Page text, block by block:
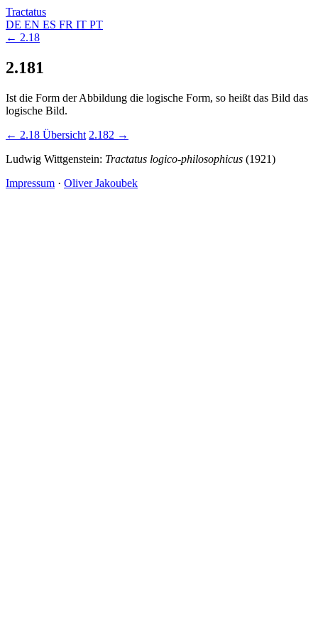
Tractatus
DE EN ES FR IT PT
← 2.18
2.181
Ist die Form der Abbildung die logische Form, so heißt das Bild das
logische Bild.
← 2.18 Übersicht 2.182 →
Ludwig Wittgenstein: Tractatus logico-philosophicus (1921)
Impressum · Oliver Jakoubek